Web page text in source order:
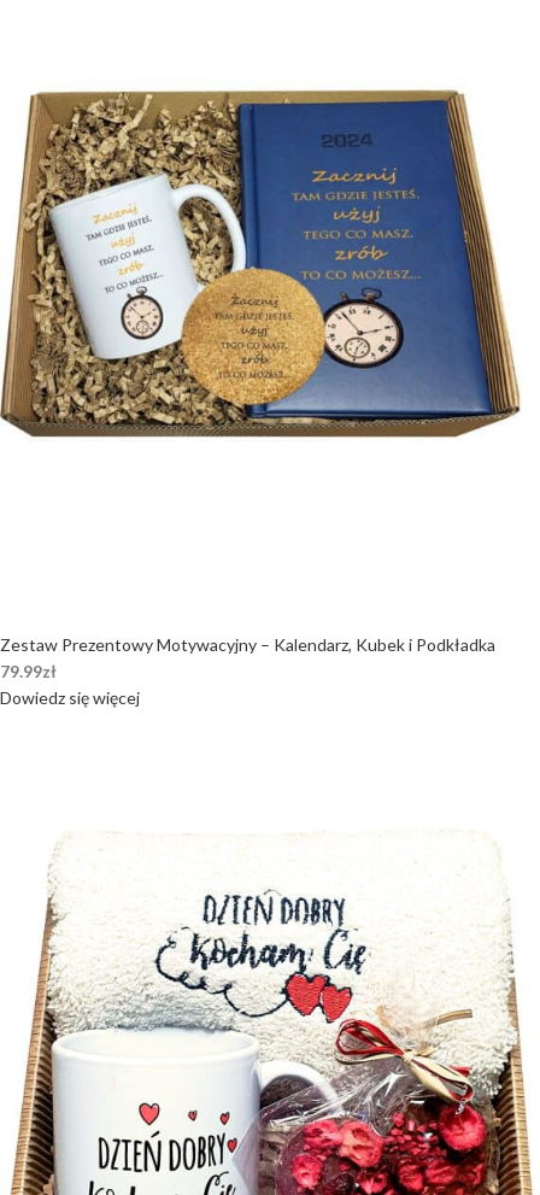
Zestaw Prezentowy Motywacyjny – Kalendarz, Kubek i Podkładka
79.99zł
Dowiedz się więcej